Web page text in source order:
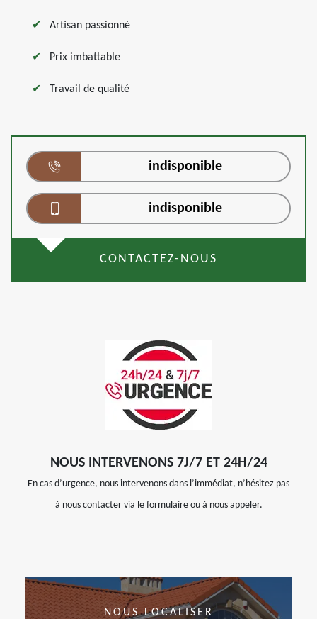
Artisan passionné
Prix imbattable
Travail de qualité
indisponible
indisponible
CONTACTEZ-NOUS
NOUS INTERVENONS 7J/7 ET 24H/24
En cas d’urgence, nous intervenons dans l’immédiat, n’hésitez pas
à nous contacter via le formulaire ou à nous appeler.
NOUS LOCALISER